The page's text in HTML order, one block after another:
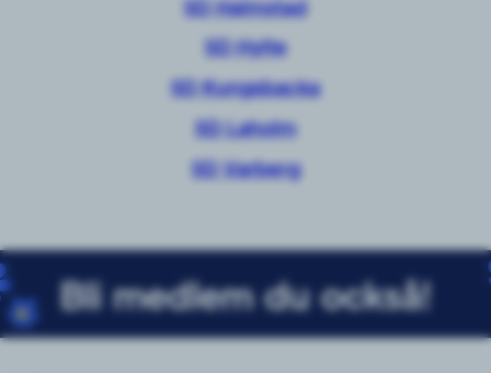
SD Halmstad
SD Hylte
SD Kungsbacka
SD Laholm
SD Varberg
Bli medlem du också!